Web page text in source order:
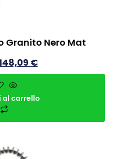
Granito Nero Mat
€
al carrello